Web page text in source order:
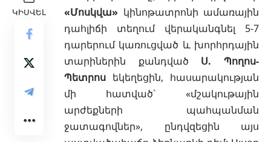
ԿԻՍՎԵԼ
«Մոսկվա» կինոթատրոնի ամառային
դահլիճի տեղում վերականգնել 5-7
դարերում կառուցված և խորհրդային
տարիներին քանդված Ս. Պողոս-
Պետրոս եկեղեցին, հասարակության
մի հատված` «մշակութային
արժեքների պահպանման
ջատագովներ», ընդվզեցին այս